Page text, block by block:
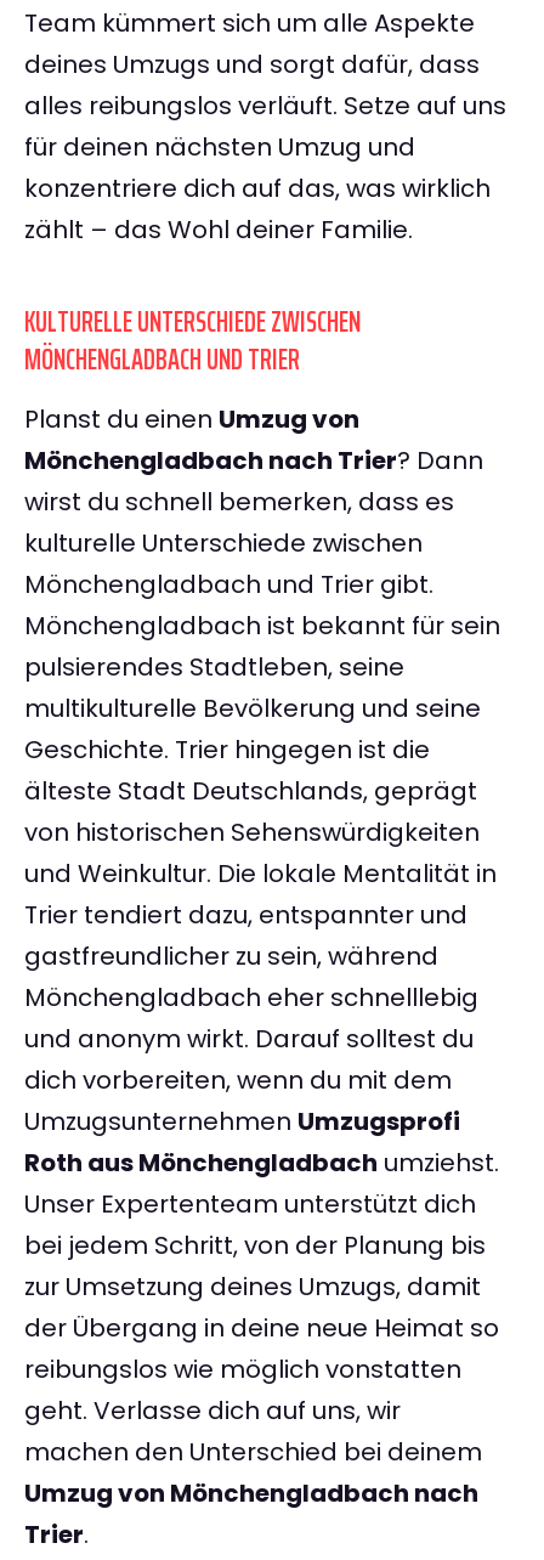
Team kümmert sich um alle Aspekte
deines Umzugs und sorgt dafür, dass
alles reibungslos verläuft. Setze auf uns
für deinen nächsten Umzug und
konzentriere dich auf das, was wirklich
zählt – das Wohl deiner Familie.
KULTURELLE UNTERSCHIEDE ZWISCHEN
MÖNCHENGLADBACH UND TRIER
Planst du einen Umzug von
Mönchengladbach nach Trier? Dann
wirst du schnell bemerken, dass es
kulturelle Unterschiede zwischen
Mönchengladbach und Trier gibt.
Mönchengladbach ist bekannt für sein
pulsierendes Stadtleben, seine
multikulturelle Bevölkerung und seine
Geschichte. Trier hingegen ist die
älteste Stadt Deutschlands, geprägt
von historischen Sehenswürdigkeiten
und Weinkultur. Die lokale Mentalität in
Trier tendiert dazu, entspannter und
gastfreundlicher zu sein, während
Mönchengladbach eher schnelllebig
und anonym wirkt. Darauf solltest du
dich vorbereiten, wenn du mit dem
Umzugsunternehmen Umzugsprofi
Roth aus Mönchengladbach umziehst.
Unser Expertenteam unterstützt dich
bei jedem Schritt, von der Planung bis
zur Umsetzung deines Umzugs, damit
der Übergang in deine neue Heimat so
reibungslos wie möglich vonstatten
geht. Verlasse dich auf uns, wir
machen den Unterschied bei deinem
Umzug von Mönchengladbach nach
Trier.